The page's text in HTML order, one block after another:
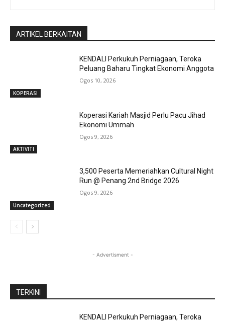
ARTIKEL BERKAITAN
KOPERASI
KENDALI Perkukuh Perniagaan, Teroka
Peluang Baharu Tingkat Ekonomi Anggota
Ogos 10, 2026
AKTIVITI
Koperasi Kariah Masjid Perlu Pacu Jihad
Ekonomi Ummah
Ogos 9, 2026
Uncategorized
3,500 Peserta Memeriahkan Cultural Night
Run @ Penang 2nd Bridge 2026
Ogos 9, 2026
- Advertisment -
TERKINI
KENDALI Perkukuh Perniagaan, Teroka